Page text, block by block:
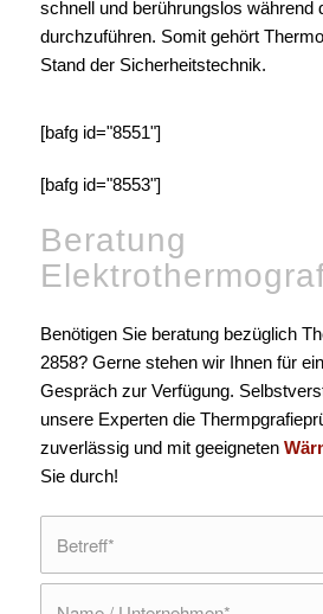
schnell und berührungslos während
durchzuführen. Somit gehört
Stand der Sicherheitstechnik.
[bafg id="8551"]
[bafg id="8553"]
Beratung
Benötigen Sie beratung bezüglich
2858? Gerne stehen wir Ihnen für
Gespräch zur Verfügung.
unsere Experten die
zuverlässig und mit geeigneten
Sie durch!